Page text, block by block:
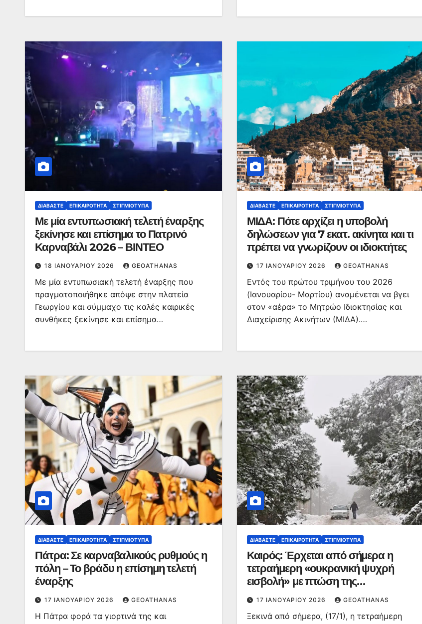
ΔΙΑΒΆΣΤΕ ΕΠΙΚΑΙΡΌΤΗΤΑ ΣΤΙΓΜΙΌΤΥΠΑ
Με μία εντυπωσιακή τελετή έναρξης
ξεκίνησε και επίσημα το Πατρινό
Καρναβάλι 2026 – ΒΙΝΤΕΟ
18 ΙΑΝΟΥΑΡΊΟΥ 2026 GEOATHANAS
Με μία εντυπωσιακή τελετή έναρξης που
πραγματοποιήθηκε απόψε στην πλατεία
Γεωργίου και σύμμαχο τις καλές καιρικές
συνθήκες ξεκίνησε και επίσημα…
ΔΙΑΒΆΣΤΕ ΕΠΙΚΑΙΡΌΤΗΤΑ ΣΤΙΓΜΙΌΤΥΠΑ
ΜΙΔΑ: Πότε αρχίζει η υποβολή
δηλώσεων για 7 εκατ. ακίνητα και τι
πρέπει να γνωρίζουν οι ιδιοκτήτες
17 ΙΑΝΟΥΑΡΊΟΥ 2026 GEOATHANAS
Εντός του πρώτου τριμήνου του 2026
(Ιανουαρίου- Μαρτίου) αναμένεται να βγει
στον «αέρα» το Μητρώο Ιδιοκτησίας και
Διαχείρισης Ακινήτων (ΜΙΔΑ).…
ΔΙΑΒΆΣΤΕ ΕΠΙΚΑΙΡΌΤΗΤΑ ΣΤΙΓΜΙΌΤΥΠΑ
Πάτρα: Σε καρναβαλικούς ρυθμούς η
πόλη – Το βράδυ η επίσημη τελετή
έναρξης
17 ΙΑΝΟΥΑΡΊΟΥ 2026 GEOATHANAS
Η Πάτρα φορά τα γιορτινά της και
ΔΙΑΒΆΣΤΕ ΕΠΙΚΑΙΡΌΤΗΤΑ ΣΤΙΓΜΙΌΤΥΠΑ
Καιρός: Έρχεται από σήμερα η
τετραήμερη «ουκρανική ψυχρή
εισβολή» με πτώση της
θερμοκρασίας, ισχυρούς ανέμους,
βροχές και καταιγίδες
17 ΙΑΝΟΥΑΡΊΟΥ 2026 GEOATHANAS
Ξεκινά από σήμερα, (17/1), η τετραήμερη